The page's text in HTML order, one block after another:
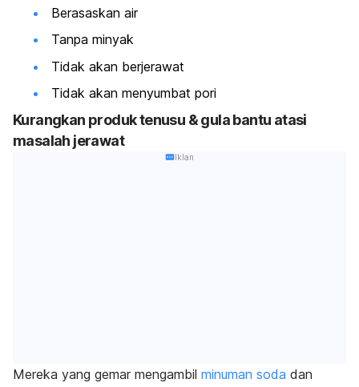
Berasaskan air
Tanpa minyak
Tidak akan berjerawat
Tidak akan menyumbat pori
Kurangkan produk tenusu & gula bantu atasi
masalah jerawat
Iklan
Mereka yang gemar mengambil minuman soda dan